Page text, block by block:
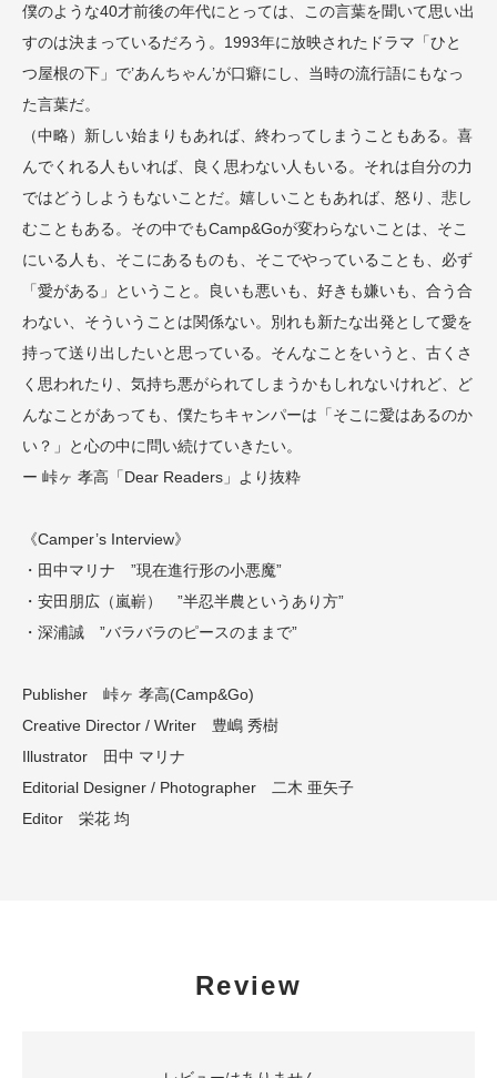
僕のような40才前後の年代にとっては、この言葉を聞いて思い出
すのは決まっているだろう。1993年に放映されたドラマ「ひと
つ屋根の下」で’あんちゃん’が口癖にし、当時の流行語にもなっ
た言葉だ。
（中略）新しい始まりもあれば、終わってしまうこともある。喜
んでくれる人もいれば、良く思わない人もいる。それは自分の力
ではどうしようもないことだ。嬉しいこともあれば、怒り、悲し
むこともある。その中でもCamp&Goが変わらないことは、そこ
にいる人も、そこにあるものも、そこでやっていることも、必ず
「愛がある」ということ。良いも悪いも、好きも嫌いも、合う合
わない、そういうことは関係ない。別れも新たな出発として愛を
持って送り出したいと思っている。そんなことをいうと、古くさ
く思われたり、気持ち悪がられてしまうかもしれないけれど、ど
んなことがあっても、僕たちキャンパーは「そこに愛はあるのか
い？」と心の中に問い続けていきたい。
ー 峠ヶ 孝高「Dear Readers」より抜粋
《Camper’s Interview》
・田中マリナ ”現在進行形の小悪魔”
・安田朋広（嵐嶄） ”半忍半農というあり方”
・深浦誠 ”バラバラのピースのままで”
Publisher 峠ヶ 孝高(Camp&Go)
Creative Director / Writer 豊嶋 秀樹
Illustrator 田中 マリナ
Editorial Designer / Photographer 二木 亜矢子
Editor 栄花 均
Review